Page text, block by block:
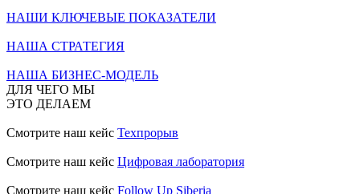
НАШИ КЛЮЧЕВЫЕ ПОКАЗАТЕЛИ
НАША СТРАТЕГИЯ
НАША БИЗНЕС-МОДЕЛЬ
ДЛЯ ЧЕГО МЫ
ЭТО ДЕЛАЕМ
Смотрите наш кейс Техпрорыв
Смотрите наш кейс Цифровая лаборатория
Смотрите наш кейс Follow Up Siberia